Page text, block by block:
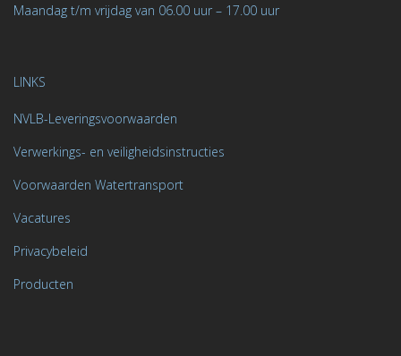
Maandag t/m vrijdag van 06.00 uur – 17.00 uur
LINKS
NVLB-Leveringsvoorwaarden
Verwerkings- en veiligheidsinstructies
Voorwaarden Watertransport
Vacatures
Privacybeleid
Producten